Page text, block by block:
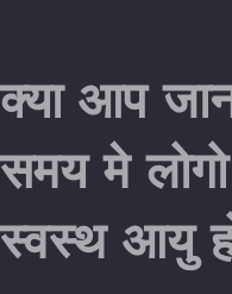
क्या आप
समय मे
स्वस्थ आयु